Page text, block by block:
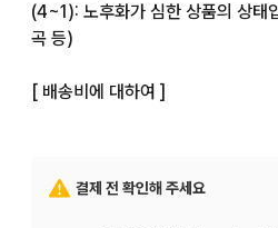
(4~1): 노후화가 심한 상품의 상태
곡 등)
[ 배송비에 대하여 ]
화면 하단에 있는 [ 배송비 ] 항목을
결제 전 확인해 주세요